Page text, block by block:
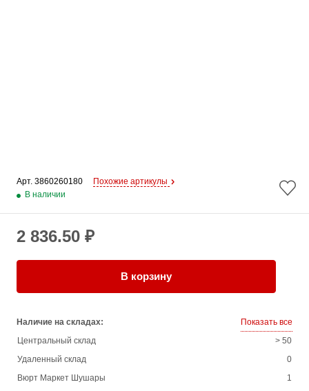
Арт. 3860260180
Похожие артикулы
В наличии
2 836.50 ₽
В корзину
Наличие на складах:
Показать все
Центральный склад
> 50
Удаленный склад
0
Вюрт Маркет Шушары
1